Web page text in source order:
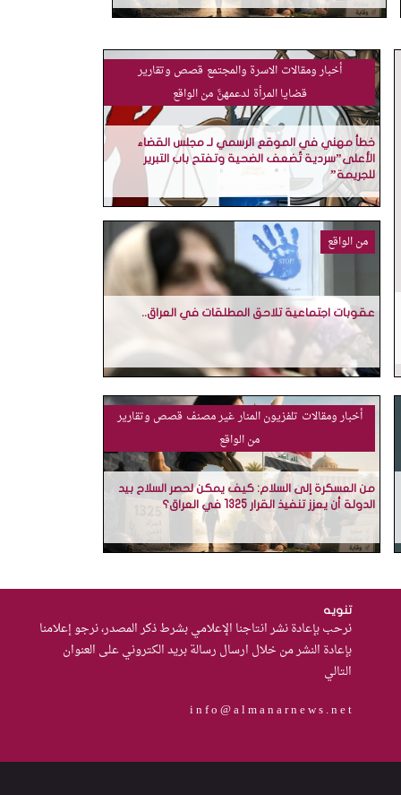
أخبار ومقالات الاسرة والمجتمع قصص وتقارير
قضايا المرأة لدعمهنَّ من الواقع
خطأ مهني في الموقع الرسمي لـ مجلس القضاء
الأعلى”سردية تُضعف الضحية وتفتح باب التبرير
للجريمة”
من الواقع
عقوبات اجتماعية تلاحق المطلقات في العراق..
أخبار ومقالات تلفزيون المنارغير مصنف قصص وتقارير
من الواقع
من العسكرة إلى السلام: كيف يمكن لحصر السلاح بيد
الدولة أن يعزز تنفيذ القرار 1325 في العراق؟
تنويه
نرحب بإعادة نشر انتاجنا الإعلامي بشرط ذكر المصدر، نرجو إعلامنا
بإعادة النشر من خلال ارسال رسالة بريد الكتروني على العنوان
التالي
i n f o @ a l m a n a r n e w s . n e t